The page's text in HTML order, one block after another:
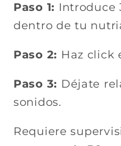
Paso 1: Introduce
dentro de tu
Paso 2: Haz click
Paso 3: Déjate
sonidos.
Requiere